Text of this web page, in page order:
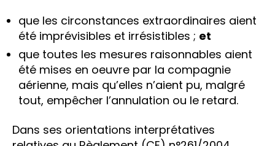
que les circonstances extraordinaires aient
été imprévisibles et irrésistibles ; et
que toutes les mesures raisonnables aient
été mises en oeuvre par la compagnie
aérienne, mais qu’elles n’aient pu, malgré
tout, empêcher l’annulation ou le retard.
Dans ses orientations interprétatives